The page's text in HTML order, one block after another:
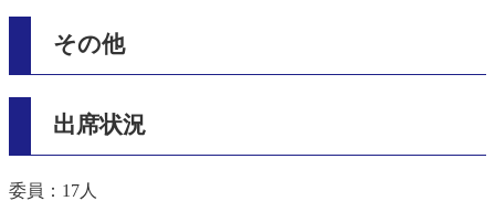
その他
出席状況
委員：17人